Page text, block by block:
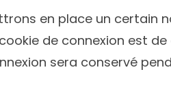
en place un
de connexion est
sera conservé